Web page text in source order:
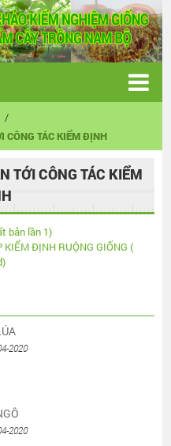
CÔNG TÁC KIỂM ĐỊNH
TỚI CÔNG TÁC KIỂM
bản lần 1)
KIỂM ĐỊNH RUỘNG GIỐNG (
2020
2020